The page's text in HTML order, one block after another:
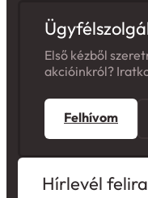
Első kézből
akcióinkról?
Felhívom
Hírlevél
Első kézből